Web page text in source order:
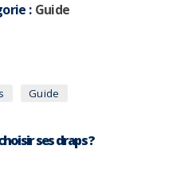
: Guide
Catégories
Guide
ses draps ?